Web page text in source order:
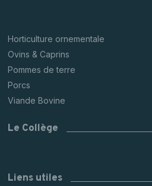
Horticulture ornementale
Ovins & Caprins
Pommes de terre
Porcs
Viande Bovine
Le Collège
Liens utiles